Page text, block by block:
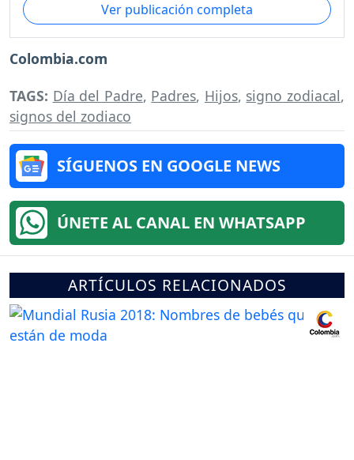
Ver publicación completa
Colombia.com
TAGS: Día del Padre, Padres, Hijos, signo zodiacal,
signos del zodiaco
SÍGUENOS EN GOOGLE NEWS
ÚNETE AL CANAL EN WHATSAPP
ARTÍCULOS RELACIONADOS